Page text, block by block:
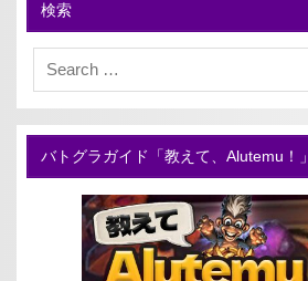
検索
バトグラガイド「教えて、Alutemu！」